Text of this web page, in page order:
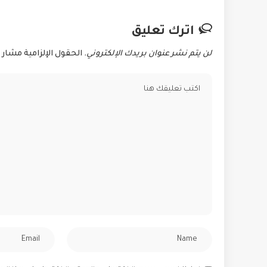
اترك تعليق
لن يتم نشر عنوان بريدك الإلكتروني. الحقول الإلزامية مشار